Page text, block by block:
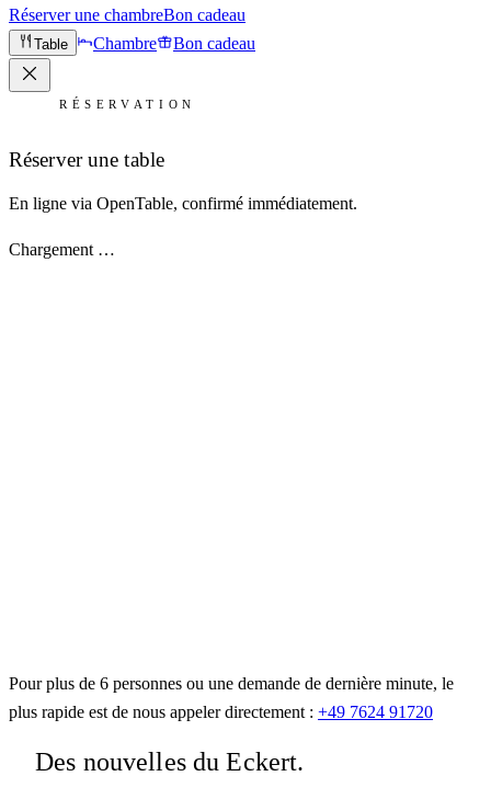
Réserver une chambreBon cadeau
Table Chambre Bon cadeau
RÉSERVATION
Réserver une table
En ligne via OpenTable, confirmé immédiatement.
Chargement …
Pour plus de 6 personnes ou une demande de dernière minute, le
plus rapide est de nous appeler directement : +49 7624 91720
Des nouvelles du Eckert.